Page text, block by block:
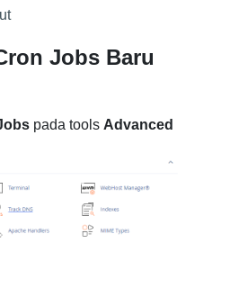
Jobs Baru
pada tools Advanced